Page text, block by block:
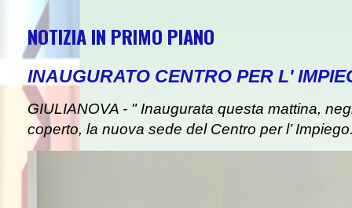
NOTIZIA IN PRIMO PIANO
INAUGURATO CENTRO PER L'
GIULIANOVA - " Inaugurata questa mattina,
coperto, la nuova sede del Centro per l’